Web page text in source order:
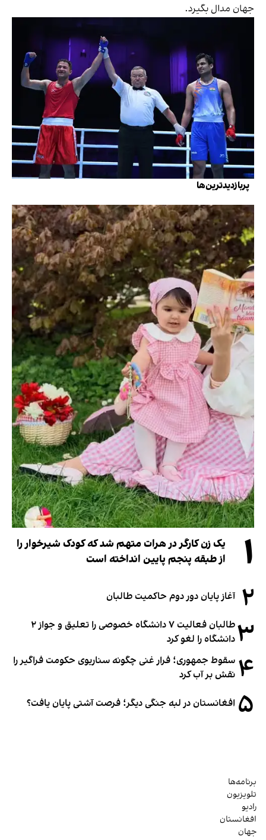
جهان مدال بگیرد.
پربازدیدترین‌ها
۱
یک زن کارگر در هرات متهم شد که کودک شیرخوار را
از طبقه پنجم پایین انداخته است
۲ آغاز پایان دور دوم حاکمیت طالبان
۳
طالبان فعالیت ۷ دانشگاه خصوصی را تعلیق و جواز ۲
دانشگاه را لغو کرد
۴ سقوط جمهوری؛ فرار غنی چگونه سناریوی حکومت فراگیر را
نقش بر آب کرد
۵ افغانستان در لبه جنگی دیگر؛ فرصت آشتی پایان یافت؟
برنامه‌ها
تلویزیون
رادیو
افغانستان
جهان